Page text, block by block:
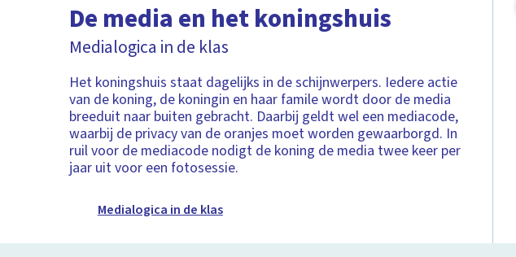
De media en het koningshuis
Medialogica in de klas
Het koningshuis staat dagelijks in de schijnwerpers. Iedere actie
van de koning, de koningin en haar famile wordt door de media
breeduit naar buiten gebracht. Daarbij geldt wel een mediacode,
waarbij de privacy van de oranjes moet worden gewaarborgd. In
ruil voor de mediacode nodigt de koning de media twee keer per
jaar uit voor een fotosessie.
Medialogica in de klas